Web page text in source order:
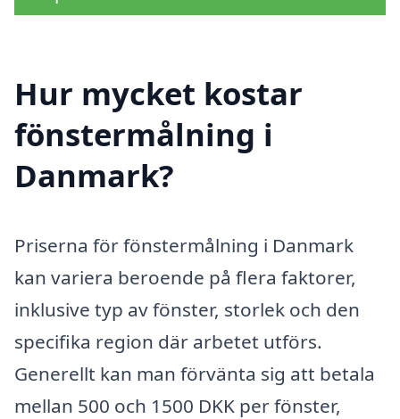
Hur mycket kostar
fönstermålning i
Danmark?
Priserna för fönstermålning i Danmark
kan variera beroende på flera faktorer,
inklusive typ av fönster, storlek och den
specifika region där arbetet utförs.
Generellt kan man förvänta sig att betala
mellan 500 och 1500 DKK per fönster,